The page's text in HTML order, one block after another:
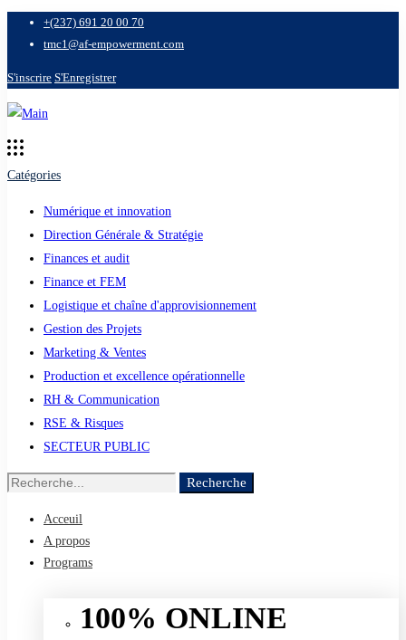
+(237) 691 20 00 70
tmc1@af-empowerment.com
S'inscrire S'Enregistrer
Catégories
Numérique et innovation
Direction Générale & Stratégie
Finances et audit
Finance et FEM
Logistique et chaîne d'approvisionnement
Gestion des Projets
Marketing & Ventes
Production et excellence opérationnelle
RH & Communication
RSE & Risques
SECTEUR PUBLIC
Recherche
Recherche
Acceuil
A propos
Programs
100% ONLINE